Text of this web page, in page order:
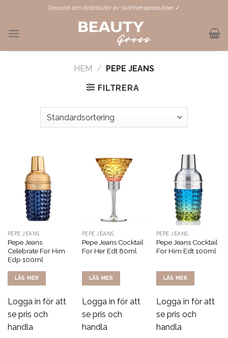
content
Grossist och distributör av skönhetsprodukter ✓
HEM / PEPE JEANS
FILTRERA
PEPE JEANS
Pepe Jeans
Celebrate For Him
Edp 100ml
LÄS MER
Logga in för att
se pris och
handla
PEPE JEANS
Pepe Jeans Cocktail
For Her Edt 80ml
LÄS MER
Logga in för att
se pris och
handla
PEPE JEANS
Pepe Jeans Cocktail
For Him Edt 100ml
LÄS MER
Logga in för att
se pris och
handla